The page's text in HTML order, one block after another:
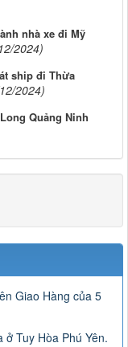
nhà xe đi Mỹ
2024)
ship đi Thừa
2024)
Quảng Ninh
Giao Hàng của 5
ở Tuy Hòa Phú Yên.